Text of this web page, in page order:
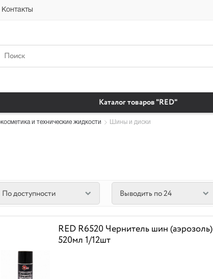
бесплатная доставка бытовая химия автомобильные масла
Контакты
Каталог товаров "RED"
и технические жидкости Шины и диски
По доступности Выводить по 24
RED R6520 Чернитель шин (аэрозоль)
520мл 1/12шт